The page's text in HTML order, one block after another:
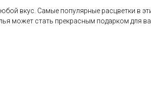
вкус. Самые популярные расцветки в
может стать прекрасным подарком для